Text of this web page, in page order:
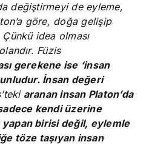
değiştirmeyi de eyleme,
göre, doğa gelişip
idea olması
Füzis
gerekene ise ‘insan
İnsan değeri
aranan insan Platon’da
kendi üzerine
birisi değil, eylemle
töze taşıyan insan